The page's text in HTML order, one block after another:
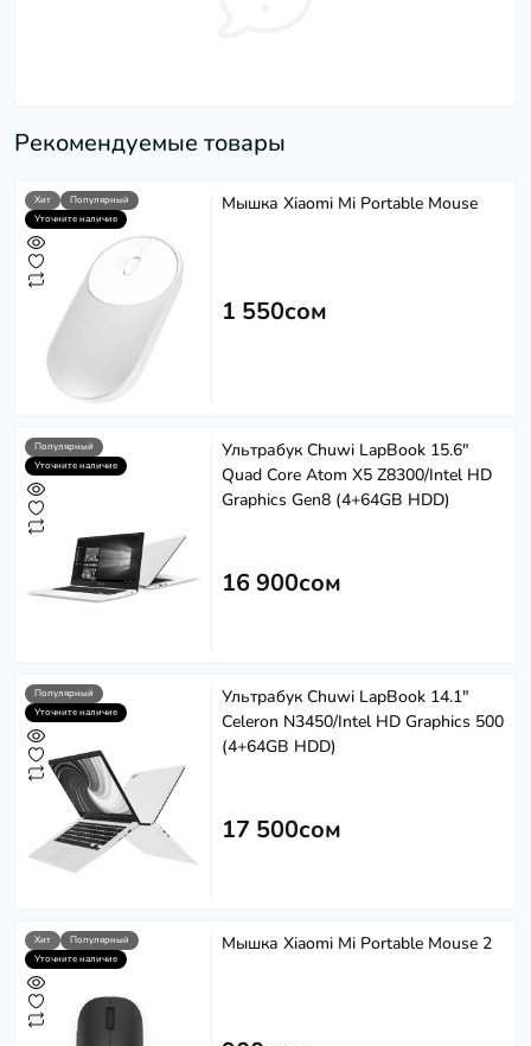
Рекомендуемые товары
Хит
Популярный
Уточните наличие
Мышка Xiaomi Mi Portable Mouse
1 550сом
Популярный
Уточните наличие
Ультрабук Chuwi LapBook 15.6"
Quad Сore Atom X5 Z8300/Intel HD
Graphics Gen8 (4+64GB HDD)
16 900сом
Популярный
Уточните наличие
Ультрабук Chuwi LapBook 14.1"
Celeron N3450/Intel HD Graphics 500
(4+64GB HDD)
17 500сом
Хит
Популярный
Уточните наличие
Мышка Xiaomi Mi Portable Mouse 2